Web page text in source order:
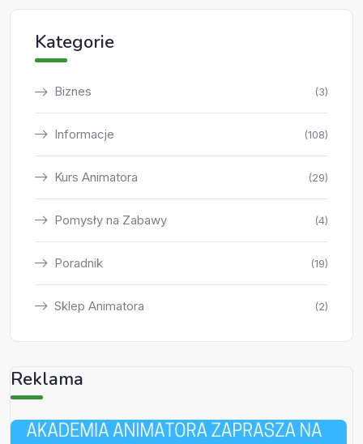
Kategorie
Biznes (3)
Informacje (108)
Kurs Animatora (29)
Pomysły na Zabawy (4)
Poradnik (19)
Sklep Animatora (2)
Reklama